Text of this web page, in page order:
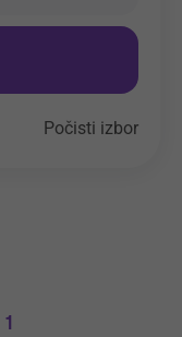
Počisti izbor
1